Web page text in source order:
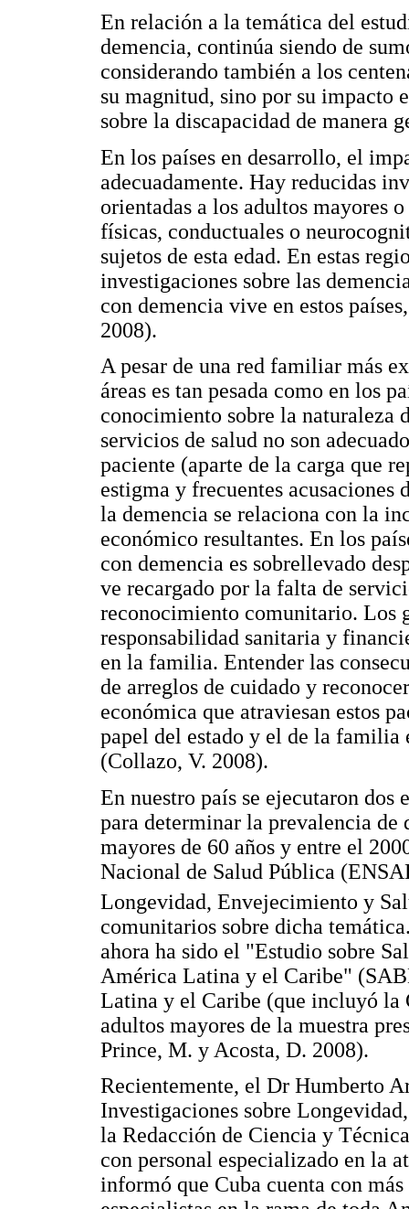
En relación a la temática del
demencia, continúa siendo de
considerando también a los
su magnitud, sino por su
sobre la discapacidad de manera
En los países en desarrollo, el
adecuadamente. Hay reducidas
orientadas a los adultos mayores
físicas, conductuales o
sujetos de esta edad. En estas
investigaciones sobre las
con demencia vive en estos
2008).
A pesar de una red familiar más
áreas es tan pesada como en los
conocimiento sobre la naturaleza
servicios de salud no son
paciente (aparte de la carga que
estigma y frecuentes
la demencia se relaciona con la
económico resultantes. En los
con demencia es sobrellevado
ve recargado por la falta de
reconocimiento comunitario. Los
responsabilidad sanitaria y
en la familia. Entender las
de arreglos de cuidado y
económica que atraviesan estos
papel del estado y el de la familia
(Collazo, V. 2008).
En nuestro país se ejecutaron
para determinar la prevalencia
mayores de 60 años y entre el
Nacional de Salud Pública
Longevidad, Envejecimiento y
comunitarios sobre dicha
ahora ha sido el "Estudio sobre
América Latina y el Caribe"
Latina y el Caribe (que incluyó la
adultos mayores de la muestra
Prince, M. y Acosta, D. 2008).
Recientemente, el Dr Humberto
Investigaciones sobre
la Redacción de Ciencia y
con personal especializado en la
informó que Cuba cuenta con